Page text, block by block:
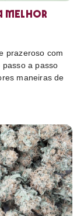
melhor
prazeroso com
a passo
maneiras de